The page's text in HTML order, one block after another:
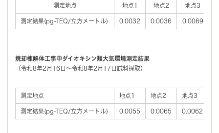
測定地点 地点1 地点2 地点3
測定結果(pg-TEQ/立方メートル) 0.0032 0.0036 0.0069
焼却棟解体工事中ダイオキシン類大気環境測定結果
（令和8年2月16日～令和8年2月17日試料採取）
測定地点 地点1 地点2 地点3
測定結果(pg-TEQ/立方メートル) 0.0055 0.0065 0.0062